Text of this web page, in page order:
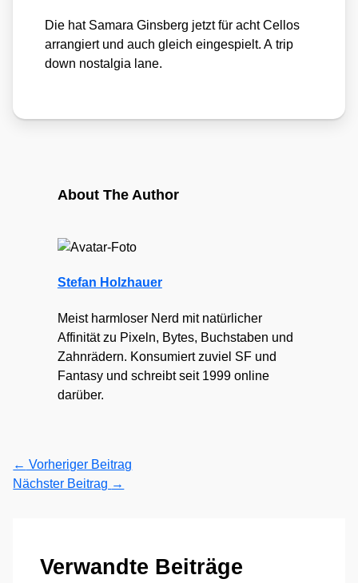
Die hat Sama­ra Gins­berg jetzt für acht Cel­los
arran­giert und auch gleich ein­ge­spielt. A trip
down nost­al­gia lane.
About The Author
Stefan Holzhauer
Meist harmloser Nerd mit natürlicher
Affinität zu Pixeln, Bytes, Buchstaben und
Zahnrädern. Konsumiert zuviel SF und
Fantasy und schreibt seit 1999 online
darüber.
← Vorheriger Beitrag
Nächster Beitrag →
Verwandte Beiträge